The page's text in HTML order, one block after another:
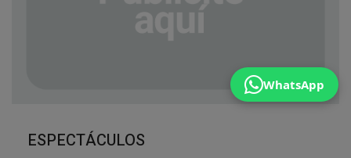
WhatsApp
ESPECTÁCULOS